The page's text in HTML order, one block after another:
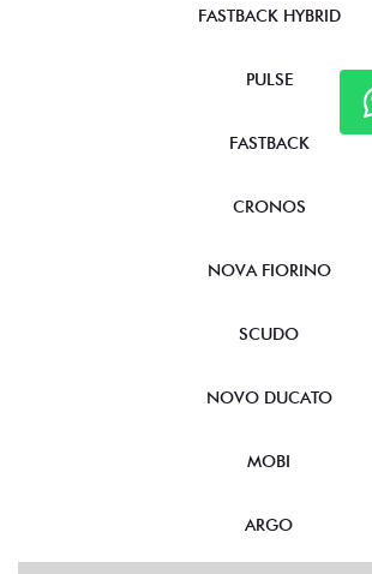
FASTBACK HYBRID
PULSE
FASTBACK
CRONOS
NOVA FIORINO
SCUDO
NOVO DUCATO
MOBI
ARGO